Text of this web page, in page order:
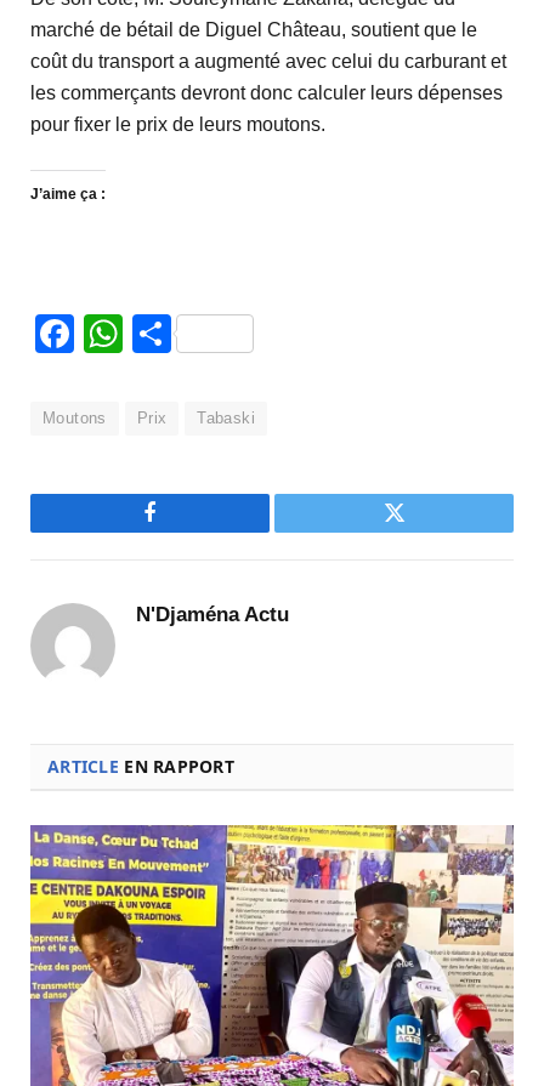
marché de bétail de Diguel Château, soutient que le
coût du transport a augmenté avec celui du carburant et
les commerçants devront donc calculer leurs dépenses
pour fixer le prix de leurs moutons.
J’aime ça :
Facebook
WhatsApp
Partager
Moutons Prix Tabaski
Facebook Twitter
N'Djaména Actu
ARTICLE EN RAPPORT